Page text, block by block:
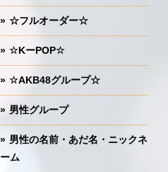
☆フルオーダー☆
☆KーPOP☆
☆AKB48グループ☆
男性グループ
男性の名前・あだ名・ニックネ
ーム